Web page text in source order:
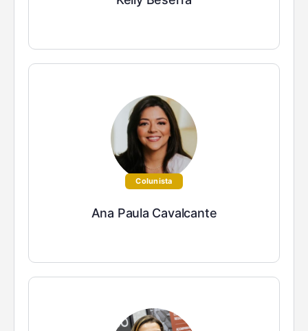
Colunista
Ana Paula Cavalcante